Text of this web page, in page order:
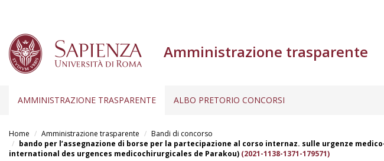
contenuto
principale
Amministrazione trasparente
AMMINISTRAZIONE TRASPARENTE ALBO PRETORIO CONCORSI
Home Amministrazione trasparente
Bandi di concorso
bando per l’assegnazione di borse per la partecipazione al corso internaz. sulle urgenze
international des urgences medicochirurgicales de Parakou) (2021-1138-1371-179571)